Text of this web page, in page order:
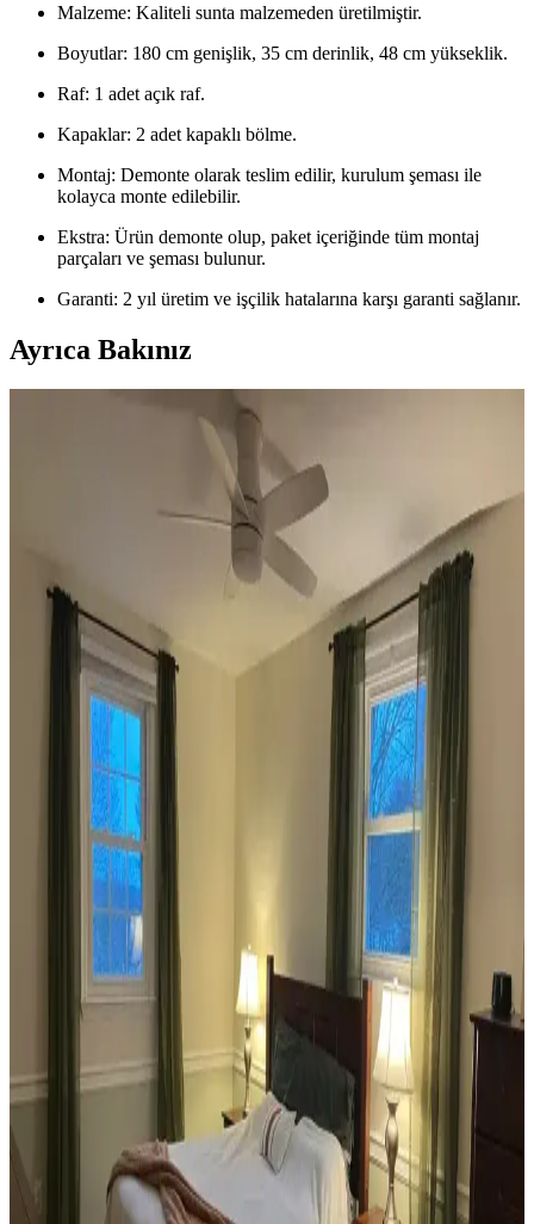
Malzeme: Kaliteli sunta malzemeden üretilmiştir.
Boyutlar: 180 cm genişlik, 35 cm derinlik, 48 cm yükseklik.
Raf: 1 adet açık raf.
Kapaklar: 2 adet kapaklı bölme.
Montaj: Demonte olarak teslim edilir, kurulum şeması ile
kolayca monte edilebilir.
Ekstra: Ürün demonte olup, paket içeriğinde tüm montaj
parçaları ve şeması bulunur.
Garanti: 2 yıl üretim ve işçilik hatalarına karşı garanti sağlanır.
Ayrıca Bakınız
Koltuk ve Aksesuar Sandalyelerde Renk Uyumu ve
Dekorasyonda Görsel Denge Sağlama Yöntemleri
Koltuk ve aksesuar sandalyelerde renk uyumsuzluğu görsel rekabete
yol açabilir. Halı, perde, yastık ve mobilya yerleşimi ile renkler
dengelenerek mekanın estetik bütünlüğü sağlanır.
Ev Dekorasyonunda Denge ve Fonksiyonellik: Renk
Uyumu, Mobilya Yerleşimi ve Estetik İncelemesi
Reddit tartışması üzerinden ev dekorasyonunda renk uyumu,
mobilya yerleşimi ve aksesuar dengesi gibi unsurların yaşam
alanlarının estetik ve fonksiyonelliğini nasıl etkilediği inceleniyor.
Veranda Dekorasyonunda Bitki Seçimi, Aydınlatma
ve Mobilya Düzenlemeleriyle Estetik İyileştirme
Yöntemleri
Veranda dekorasyonunda bitkiler, halılar, aydınlatma ve mobilyaların
uyumlu kullanımı mekânı daha davetkâr ve fonksiyonel kılar. Doğru
seçimler verandanın atmosferini ve dış görünümünü güçlendirir.
Habitat'tan İkinci El Mobilya Alımı ve Ev
Dekorasyonunda Stil Oluşturma Yöntemleri
Habitat mağazalarından ikinci el mobilya alımı, ekonomik ve özgün
dekorasyon için fırsatlar sunar. Doğru seçim, temizlik ve stil
oluşturma evin atmosferini belirler.
Teal Renkli Sandalyenin Halı ve Dolapla
Uyumunda Renk Tonları ve Aksesuarların Rolü
Teal renkli sandalyenin halı ve dolapla uyumu, doğru renk tonları ve
aksesuar seçimiyle sağlanır. Halıdaki mavi-yeşil alt tonlar ve sıcak
ahşap dolap, teal rengini öne çıkarır, aksesuarlar ise denge oluşturur.